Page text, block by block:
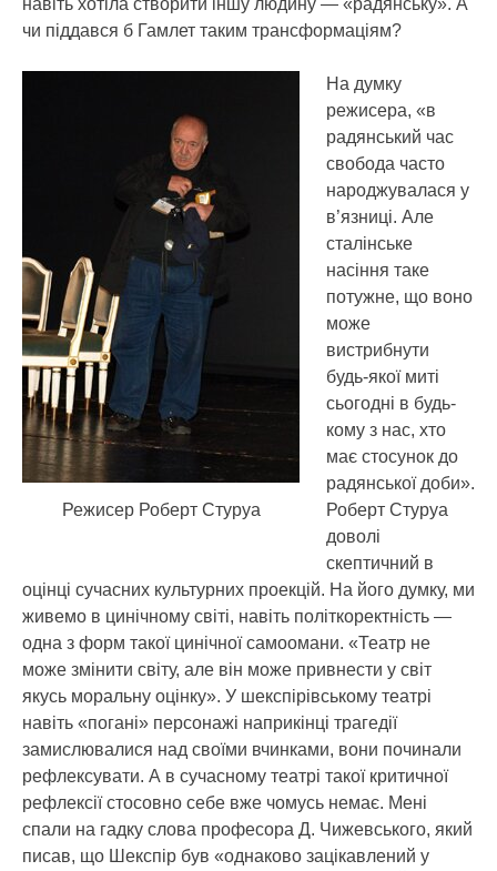
чи піддався б Гамлет таким трансформаціям?
Режисер Роберт Стуруа
На думку
режисера, «в
радянський час
свобода часто
народжувалася у
в’язниці. Але
сталінське
насіння таке
потужне, що воно
може
вистрибнути
будь-якої миті
сьогодні в будь-
кому з нас, хто
має стосунок до
радянської доби».
Роберт Стуруа
доволі
скептичний в
оцінці сучасних культурних проекцій. На його думку, ми
живемо в цинічному світі, навіть політкоректність —
одна з форм такої цинічної самоомани. «Театр не
може змінити світу, але він може привнести у світ
якусь моральну оцінку». У шекспірівському театрі
навіть «погані» персонажі наприкінці трагедії
замислювалися над своїми вчинками, вони починали
рефлексувати. А в сучасному театрі такої критичної
рефлексії стосовно себе вже чомусь немає. Мені
спали на гадку слова професора Д. Чижевського, який
писав, що Шекспір був «однаково зацікавлений у